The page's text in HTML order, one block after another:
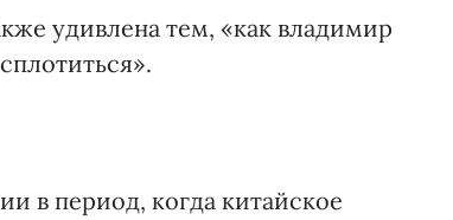
удивлена тем, «как владимир
в период, когда китайское